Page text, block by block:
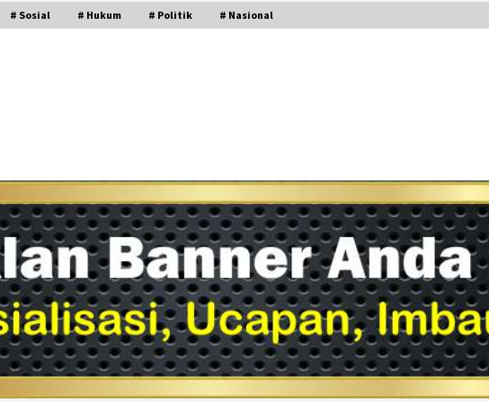
# Sosial # Hukum # Politik # Nasional